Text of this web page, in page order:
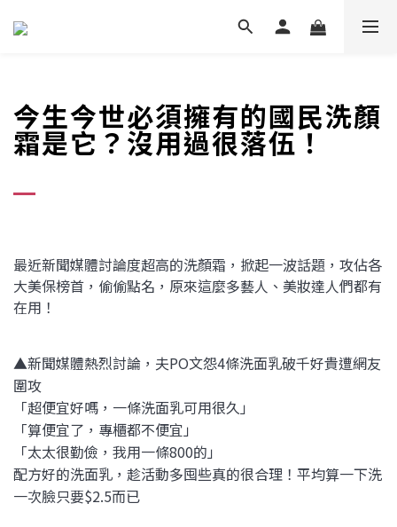
今生今世必須擁有的國民洗顏
霜是它？沒用過很落伍！
最近新聞媒體討論度超高的洗顏霜，掀起一波話題，攻佔各
大美保榜首，偷偷點名，原來這麼多藝人、美妝達人們都有
在用！
▲新聞媒體熱烈討論，夫PO文怨4條洗面乳破千好貴遭網友
圍攻
「超便宜好嗎，一條洗面乳可用很久」
「算便宜了，專櫃都不便宜」
「太太很勤儉，我用一條800的」
配方好的洗面乳，趁活動多囤些真的很合理！平均算一下洗
一次臉只要$2.5而已